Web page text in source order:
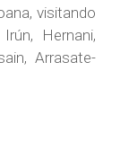
visitando
Hernani,
Arrasate-